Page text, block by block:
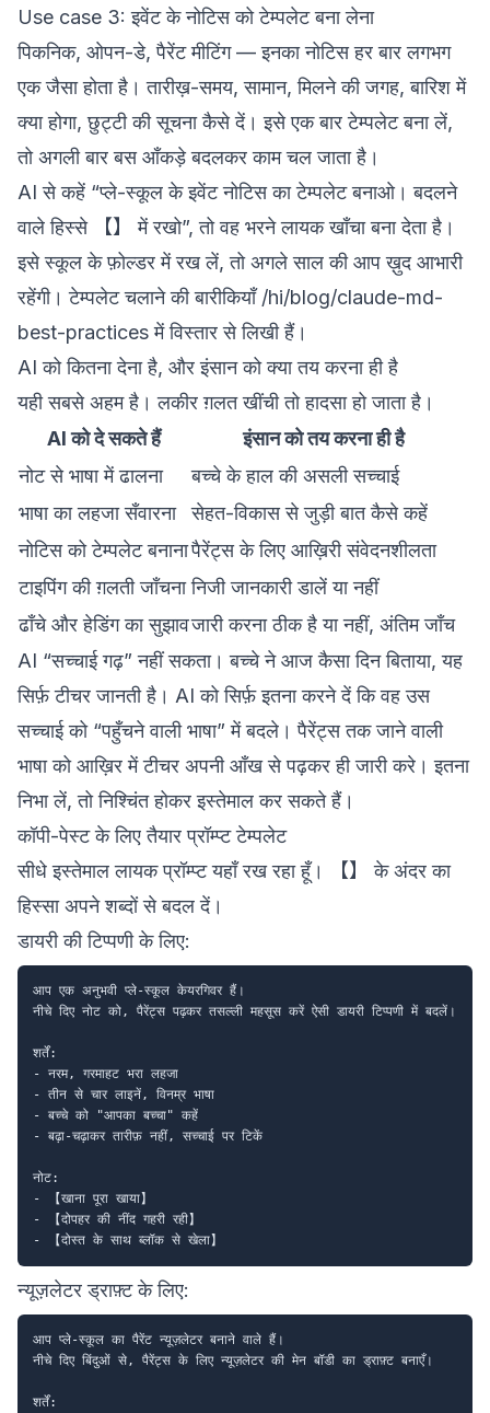
Use case 3: इवेंट के नोटिस को टेम्पलेट बना लेना
पिकनिक, ओपन-डे, पैरेंट मीटिंग — इनका नोटिस हर बार लगभग
एक जैसा होता है। तारीख़-समय, सामान, मिलने की जगह, बारिश में
क्या होगा, छुट्टी की सूचना कैसे दें। इसे एक बार टेम्पलेट बना लें,
तो अगली बार बस आँकड़े बदलकर काम चल जाता है।
AI से कहें “प्ले-स्कूल के इवेंट नोटिस का टेम्पलेट बनाओ। बदलने
वाले हिस्से 【】 में रखो”, तो वह भरने लायक खाँचा बना देता है।
इसे स्कूल के फ़ोल्डर में रख लें, तो अगले साल की आप ख़ुद आभारी
रहेंगी। टेम्पलेट चलाने की बारीकियाँ /hi/blog/claude-md-
best-practicesमें विस्तार से लिखी हैं।
AI को कितना देना है, और इंसान को क्या तय करना ही है
यही सबसे अहम है। लकीर ग़लत खींची तो हादसा हो जाता है।
AI को दे सकते हैं
इंसान को तय करना ही है
नोट से भाषा में ढालना
बच्चे के हाल की असली सच्चाई
भाषा का लहजा सँवारना
सेहत-विकास से जुड़ी बात कैसे कहें
नोटिस को टेम्पलेट बनानापैरेंट्स के लिए आख़िरी संवेदनशीलता
टाइपिंग की ग़लती जाँचना निजी जानकारी डालें या नहीं
ढाँचे और हेडिंग का सुझावजारी करना ठीक है या नहीं, अंतिम जाँच
AI “सच्चाई गढ़” नहीं सकता। बच्चे ने आज कैसा दिन बिताया, यह
सिर्फ़ टीचर जानती है। AI को सिर्फ़ इतना करने दें कि वह उस
सच्चाई को “पहुँचने वाली भाषा” में बदले। पैरेंट्स तक जाने वाली
भाषा को आख़िर में टीचर अपनी आँख से पढ़कर ही जारी करे। इतना
निभा लें, तो निश्चिंत होकर इस्तेमाल कर सकते हैं।
कॉपी-पेस्ट के लिए तैयार प्रॉम्प्ट टेम्पलेट
सीधे इस्तेमाल लायक प्रॉम्प्ट यहाँ रख रहा हूँ। 【】 के अंदर का
हिस्सा अपने शब्दों से बदल दें।
डायरी की टिप्पणी के लिए:
आप एक अनुभवी प्ले-स्कूल केयरगिवर हैं।
नीचे दिए नोट को, पैरेंट्स पढ़कर तसल्ली महसूस करें ऐसी डायरी टिप्पणी में बदलें।
शर्तें:
- नरम, गरमाहट भरा लहजा
- तीन से चार लाइनें, विनम्र भाषा
- बच्चे को "आपका बच्चा" कहें
- बढ़ा-चढ़ाकर तारीफ़ नहीं, सच्चाई पर टिकें
नोट:
- 【खाना पूरा खाया】
- 【दोपहर की नींद गहरी रही】
न्यूज़लेटर ड्राफ़्ट के लिए:
आप प्ले-स्कूल का पैरेंट न्यूज़लेटर बनाने वाले हैं।
नीचे दिए बिंदुओं से, पैरेंट्स के लिए न्यूज़लेटर की मेन बॉडी का ड्राफ़्ट बनाएँ।
शर्तें: